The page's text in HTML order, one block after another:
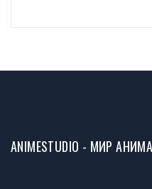
ANIMESTUDIO - МИР